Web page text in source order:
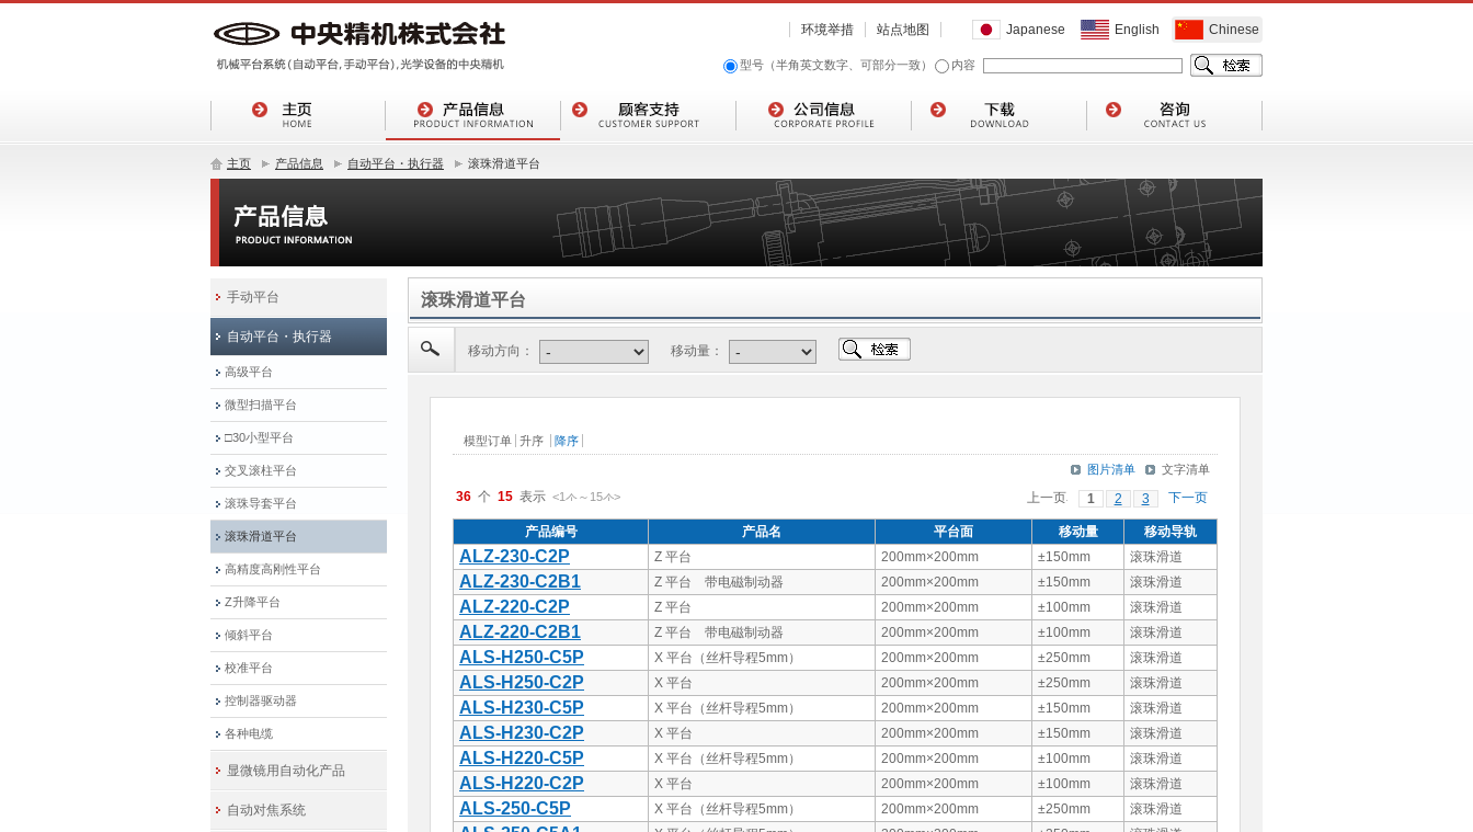
环境举措 站点地图 Japanese English Chinese
型号（半角英文数字、可部分一致） 内容
主页 产品信息 自动平台・执行器 滚珠滑道平台
滚珠滑道平台
移动方向： 移动量：
36 15 <1件 ～ 15件>
前のペ
1 2 3
次のペ
产品编号
产品名 平台面 移动量 移动导轨
ALZ-230-C2P Z 平台 200mm×200mm ±150mm 滚珠滑道
ALZ-230-C2B1 Z 平台 带电磁制动器 200mm×200mm ±150mm 滚珠滑道
ALZ-220-C2P Z 平台 200mm×200mm ±100mm 滚珠滑道
ALZ-220-C2B1 Z 平台 带电磁制动器 200mm×200mm ±100mm 滚珠滑道
ALS-H250-C5P X 平台（丝杆导程5mm） 200mm×200mm ±250mm 滚珠滑道
ALS-H250-C2P X 平台 200mm×200mm ±250mm 滚珠滑道
ALS-H230-C5P X 平台（丝杆导程5mm） 200mm×200mm ±150mm 滚珠滑道
ALS-H230-C2P X 平台 200mm×200mm ±150mm 滚珠滑道
ALS-H220-C5P X 平台（丝杆导程5mm） 200mm×200mm ±100mm 滚珠滑道
ALS-H220-C2P X 平台 200mm×200mm ±100mm 滚珠滑道
ALS-250-C5P X 平台（丝杆导程5mm） 200mm×200mm ±250mm 滚珠滑道
手动平台
自动平台・执行器
高级平台
微型扫描平台
□30小型平台
交叉滚柱平台
滚珠导套平台
滚珠滑道平台
高精度高刚性平台
Z升降平台
倾斜平台
校准平台
控制器驱动器
各种电缆
显微镜用自动化产品
自动对焦系统